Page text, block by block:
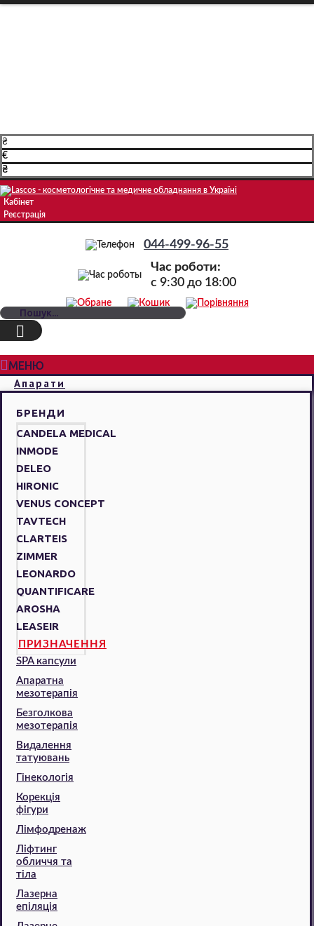
₴
€
₴
Кабінет
Реєстрація
044-499-96-55
Час роботи:
c 9:30 до 18:00
МЕНЮ
Апарати
БРЕНДИ
CANDELA MEDICAL
INMODE
DELEO
HIRONIC
VENUS CONCEPT
TAVTECH
CLARTEIS
ZIMMER
LEONARDO
QUANTIFICARE
AROSHA
LEASEIR
ПРИЗНАЧЕННЯ
SPA капсули
Апаратна
мезотерапія
Безголкова
мезотерапія
Видалення
татуювань
Гінекологія
Корекція
фігури
Лімфодренаж
Ліфтинг
обличчя та
тіла
Лазерна
епіляція